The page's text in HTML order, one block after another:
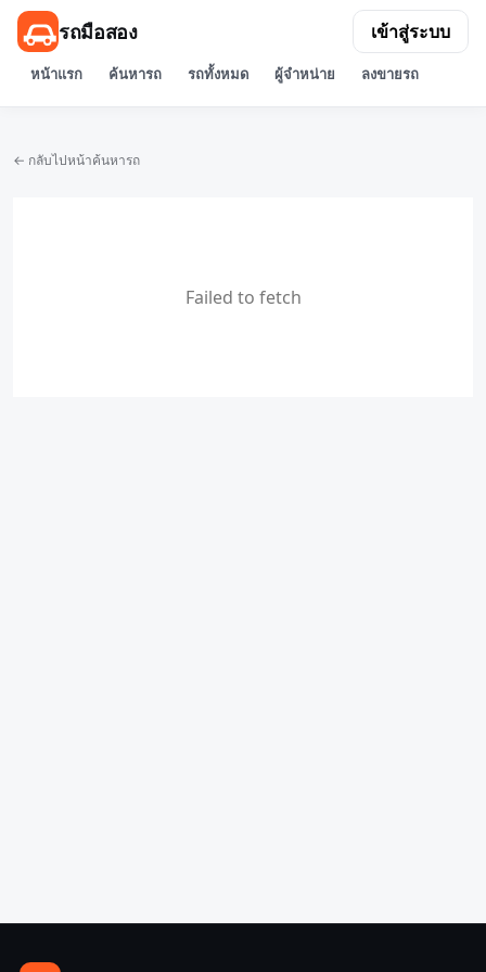
รถมือสอง
หน้าแรก ค้นหารถ รถทั้งหมด ผู้จำหน่าย ลงขายรถ
เข้าสู่ระบบ
← กลับไปหน้าค้นหารถ
Failed to fetch